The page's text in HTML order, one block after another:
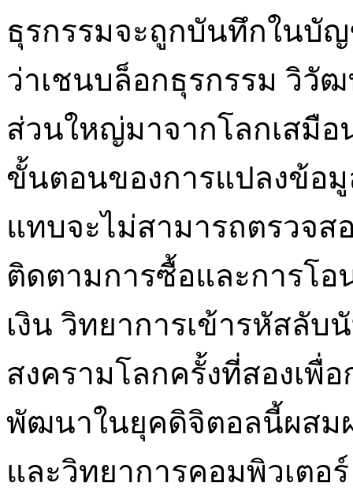
ธุรกรรมจะถูกบันทึกในบั
ว่าเชนบล็อกธุรกรรม วิวัฒ
ส่วนใหญ่มาจากโลกเสมือ
ขั้นตอนของการแปลงข้อ
แทบจะไม่สามารถตรวจส
ติดตามการซื้อและการโอ
เงิน วิทยาการเข้ารหัสลับ
สงครามโลกครั้งที่สองเพื่
พัฒนาในยุคดิจิตอลนี้ผส
และวิทยาการคอมพิวเต